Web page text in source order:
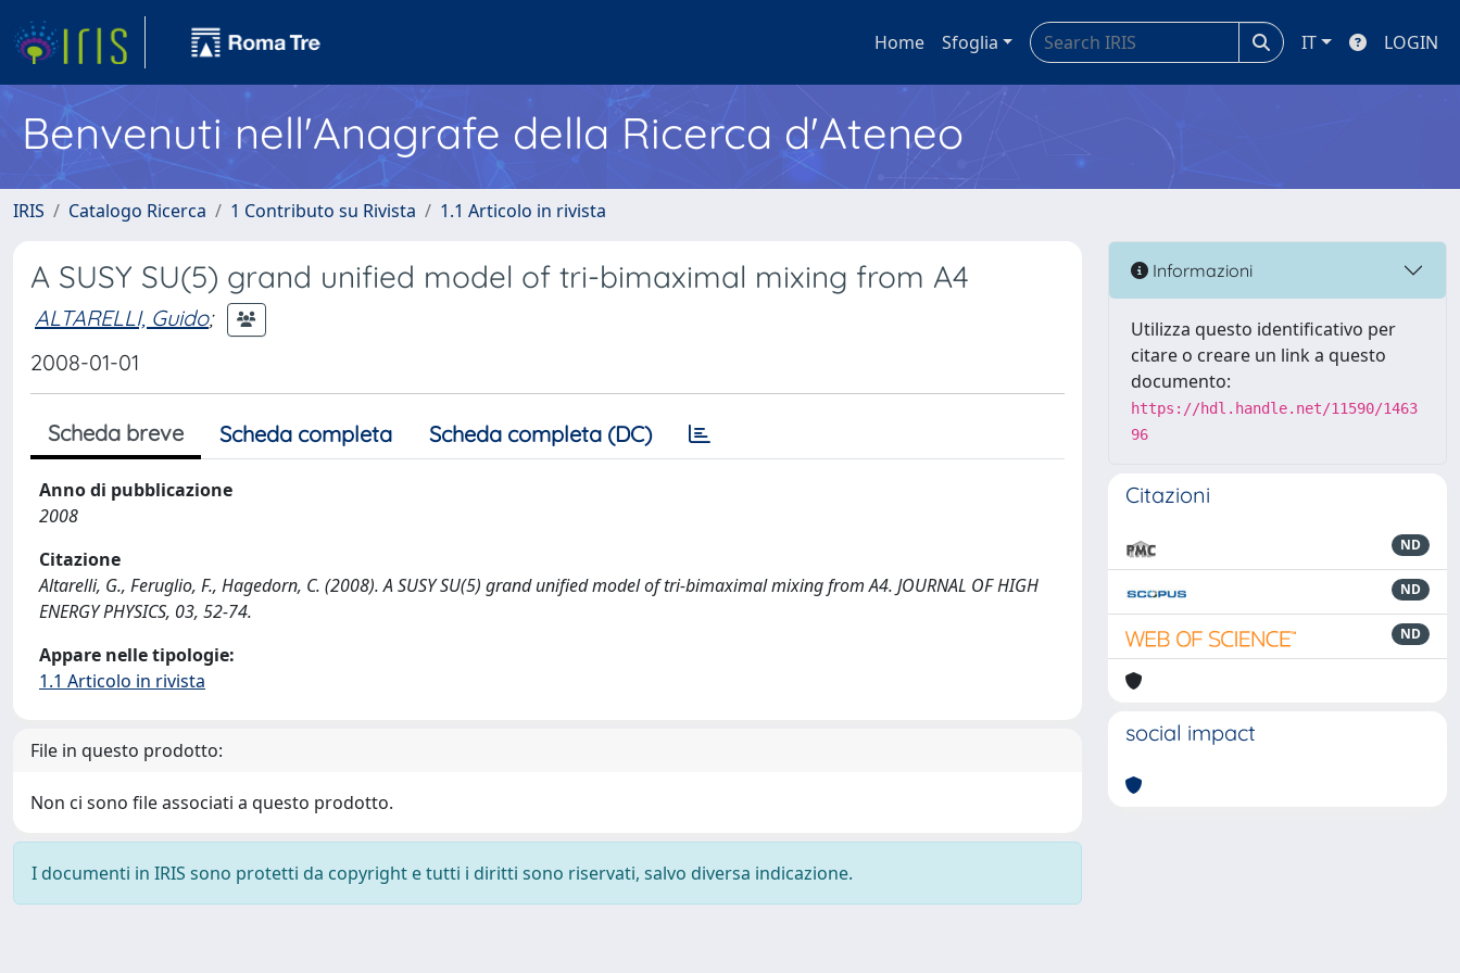
Home Sfoglia IT LOGIN
Benvenuti nell'Anagrafe della Ricerca d'Ateneo
IRIS Catalogo Ricerca 1 Contributo su Rivista 1.1 Articolo in rivista
A SUSY SU(5) grand unified model of tri-bimaximal mixing from A4
ALTARELLI, Guido;
2008-01-01
Scheda breve Scheda completa Scheda completa (DC)
Anno di pubblicazione
2008
Citazione
Altarelli, G., Feruglio, F., Hagedorn, C. (2008). A SUSY SU(5) grand unified model of tri-bimaximal mixing from A4. JOURNAL OF HIGH
ENERGY PHYSICS, 03, 52-74.
Appare nelle tipologie:
1.1 Articolo in rivista
File in questo prodotto:
Non ci sono file associati a questo prodotto.
I documenti in IRIS sono protetti da copyright e tutti i diritti sono riservati, salvo diversa indicazione.
Informazioni
Utilizza questo identificativo per
citare o creare un link a questo
documento:
https://hdl.handle.net/11590/1463
96
Citazioni
ND
ND
ND
social impact